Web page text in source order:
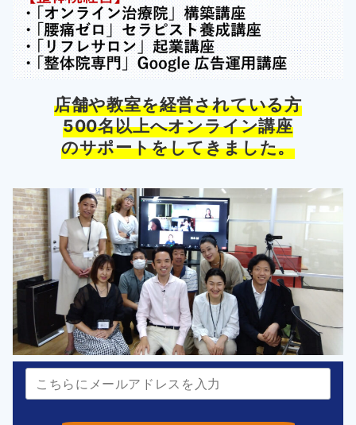
店舗や教室を経営されている方
500名以上へオンライン講座
のサポートをしてきました。